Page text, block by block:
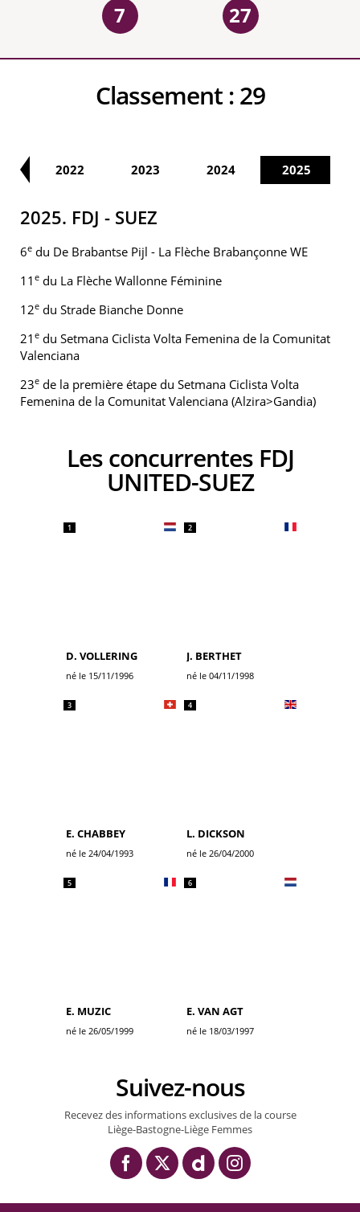
7 27
Classement :29
2022 2023 2024 2025
2025. FDJ - SUEZ
6e du De Brabantse Pijl - La Flèche Brabançonne WE
11 e du La Flèche Wallonne Féminine
12e du Strade Bianche Donne
21 e du Setmana Ciclista Volta Femenina de la Comunitat
Valenciana
23e de la première étape du Setmana Ciclista Volta
Femenina de la Comunitat Valenciana (Alzira>Gandia)
Les concurrentes FDJ
UNITED-SUEZ
1
D. VOLLERING
né le 15/11/1996
2
J. BERTHET
né le 04/11/1998
3
E. CHABBEY
né le 24/04/1993
4
L. DICKSON
né le 26/04/2000
5
E. MUZIC
né le 26/05/1999
6
E. VAN AGT
né le 18/03/1997
Suivez-nous
Recevez des informations exclusives de la course
Liège-Bastogne-Liège Femmes